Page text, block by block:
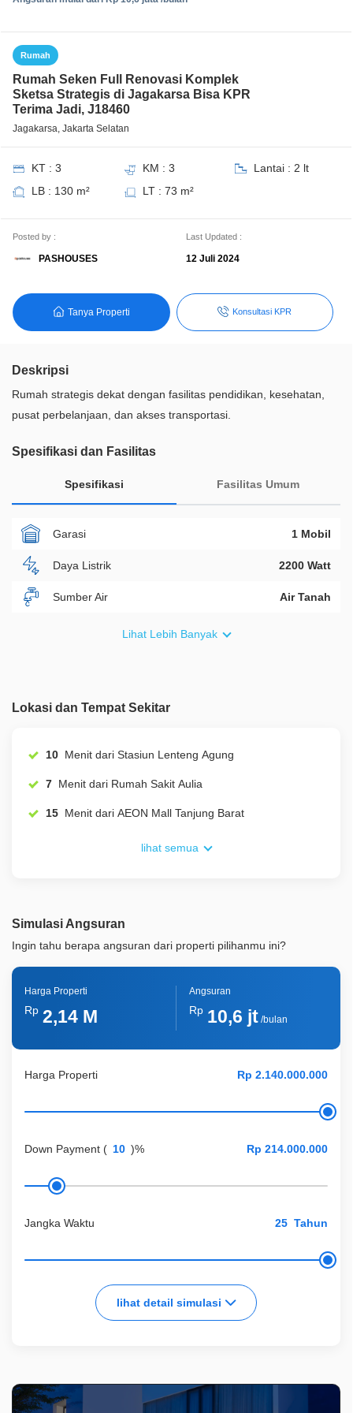
Rumah
Rumah Seken Full Renovasi Komplek
Sketsa Strategis di Jagakarsa Bisa KPR
Terima Jadi, J18460
Jagakarsa, Jakarta Selatan
KT : 3 KM : 3
Lantai : 2 lt
LB : 130 m²
LT : 73 m²
Posted by :
PASHOUSES
Last Updated :
12 Juli 2024
Tanya Properti Konsultasi KPR
Deskripsi
Rumah strategis dekat dengan fasilitas pendidikan, kesehatan,
pusat perbelanjaan, dan akses transportasi.
Spesifikasi dan Fasilitas
Spesifikasi Fasilitas Umum
Garasi 1 Mobil
Daya Listrik 2200 Watt
Sumber Air Air Tanah
Lainnya
Lihat Lebih Banyak
Lokasi dan Tempat Sekitar
10 Menit dari Stasiun Lenteng Agung
7 Menit dari Rumah Sakit Aulia
15 Menit dari AEON Mall Tanjung Barat
lihat semua
Simulasi Angsuran
Ingin tahu berapa angsuran dari properti pilihanmu ini?
Harga Properti
Down Payment ( )%
Jangka Waktu Tahun
lihat detail simulasi
Harga Properti
Rp 2,14 M
Angsuran
Rp 10,6 jt/bulan